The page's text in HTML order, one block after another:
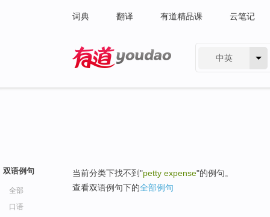
词典 翻译 有道精品课 云笔记
中英
双语例句
全部
口语
当前分类下找不到"petty expense"的例句。
查看双语例句下的全部例句